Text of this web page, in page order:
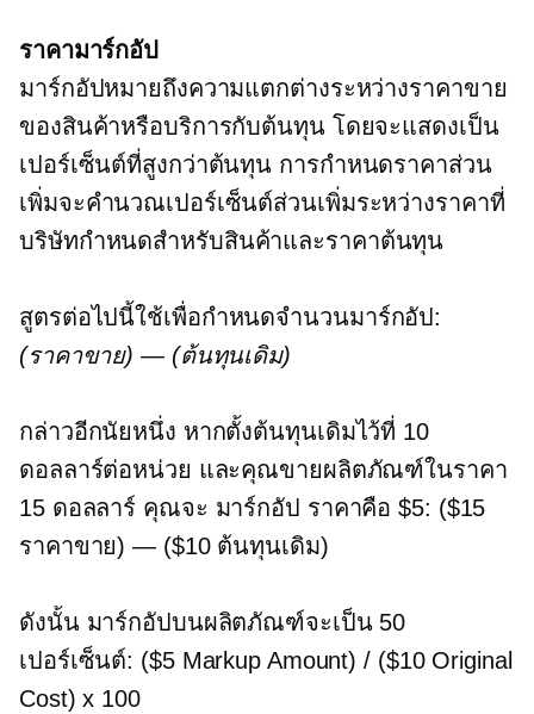
ราคามาร์กอัป
มาร์กอัปหมายถึงความแตกต่างระหว่างราคาขาย
ของสินค้าหรือบริการกับต้นทุน โดยจะแสดงเป็น
เปอร์เซ็นต์ที่สูงกว่าต้นทุน การกำหนดราคาส่วน
เพิ่มจะคำนวณเปอร์เซ็นต์ส่วนเพิ่มระหว่างราคาที่
บริษัทกำหนดสำหรับสินค้าและราคาต้นทุน
สูตรต่อไปนี้ใช้เพื่อกำหนดจำนวนมาร์กอัป:
(ราคาขาย) — (ต้นทุนเดิม)
กล่าวอีกนัยหนึ่ง หากตั้งต้นทุนเดิมไว้ที่ 10
ดอลลาร์ต่อหน่วย และคุณขายผลิตภัณฑ์ในราคา
15 ดอลลาร์ คุณจะ มาร์กอัป ราคาคือ $5: ($15
ราคาขาย) — ($10 ต้นทุนเดิม)
ดังนั้น มาร์กอัปบนผลิตภัณฑ์จะเป็น 50
เปอร์เซ็นต์: ($5 Markup Amount) / ($10 Original
Cost) x 100